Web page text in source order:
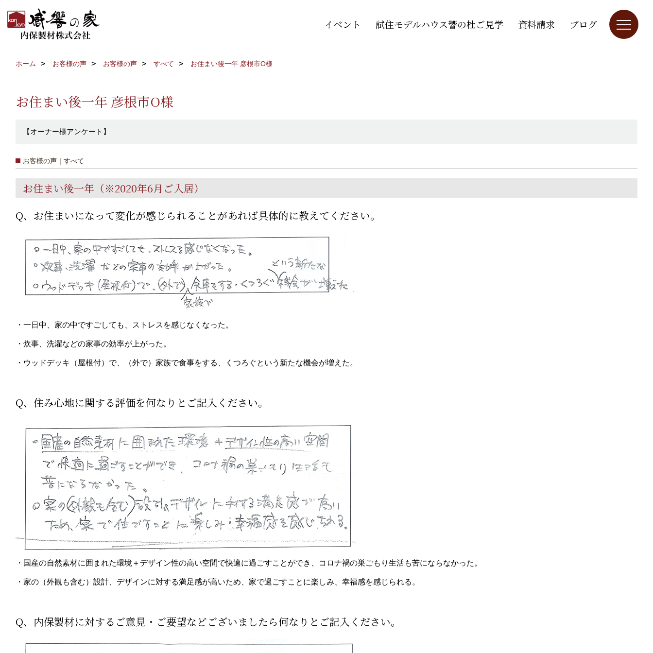
イベント 試住モデルハウス響の杜ご見学 資料請求 ブログ
ホーム お客様の声 お客様の声 すべて お住まい後一年 彦根市O様
お住まい後一年 彦根市O様
【オーナー様アンケート】
お客様の声｜すべて
お住まい後一年（※2020年6月ご入居）
Q、お住まいになって変化が感じられることがあれば具体的に教えてください。
・一日中、家の中ですごしても、ストレスを感じなくなった。
・炊事、洗濯などの家事の効率が上がった。
・ウッドデッキ（屋根付）で、（外で）家族で食事をする、くつろぐという新たな機会が増えた。
Q、住み心地に関する評価を何なりとご記入ください。
・国産の自然素材に囲まれた環境＋デザイン性の高い空間で快適に過ごすことができ、コロナ禍の巣ごもり生活も苦にならなかった。
・家の（外観も含む）設計、デザインに対する満足感が高いため、家で過ごすことに楽しみ、幸福感を感じられる。
Q、内保製材に対するご意見・ご要望などございましたら何なりとご記入ください。